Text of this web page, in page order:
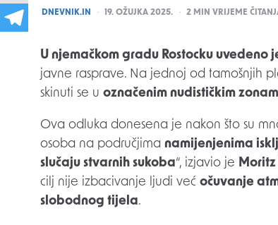
POSTED
DNEVNIK.IN 19. OŽUJKA 2025. 2 MIN VRIJEME
U njemačkom gradu Rostocku uvedeno
javne rasprave. Na jednoj od tamošnjih
skinuti se u označenim nudističkim
Ova odluka donesena je nakon što su
osoba na područjima namijenjenima
slučaju stvarnih sukoba“, izjavio je
cilj nije izbacivanje ljudi već očuvanje
slobodnog tijela.